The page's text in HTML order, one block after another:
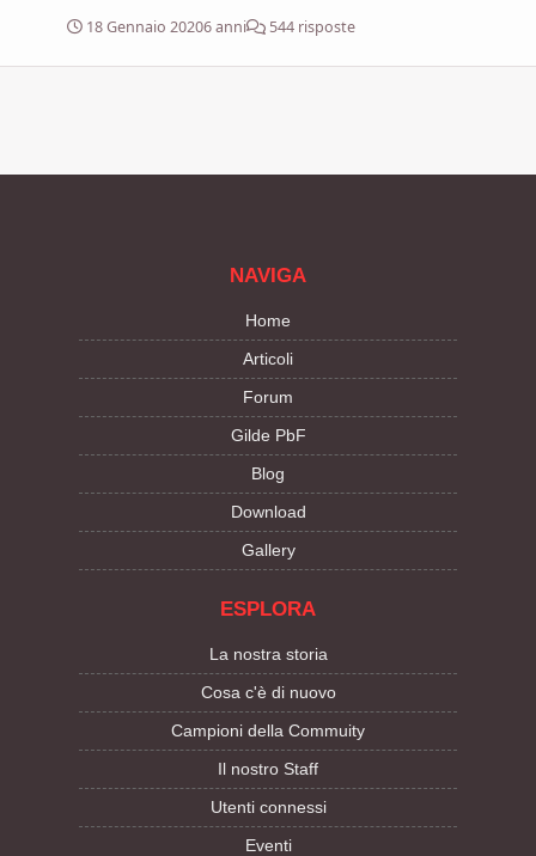
semplice da calcolare (le regole sono identiche), ma se
tutti preferiscono il sistema di Dark Dungeons mi adatto
18 Gennaio 20206 anni 544 risposte
NAVIGA
Home
Articoli
Forum
Gilde PbF
Blog
Download
Gallery
ESPLORA
La nostra storia
Cosa c'è di nuovo
Campioni della Commuity
Il nostro Staff
Utenti connessi
Eventi